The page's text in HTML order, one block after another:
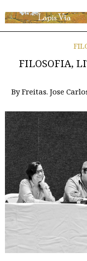
FILOSOFIA,
ByFreitas. Jose